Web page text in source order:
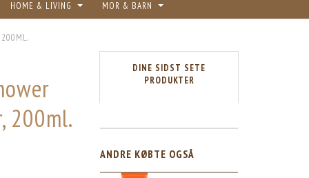
HOME & LIVING MOR & BARN
200ML.
200ml.
DINE SIDST SETE
PRODUKTER
ANDRE KØBTE OGSÅ